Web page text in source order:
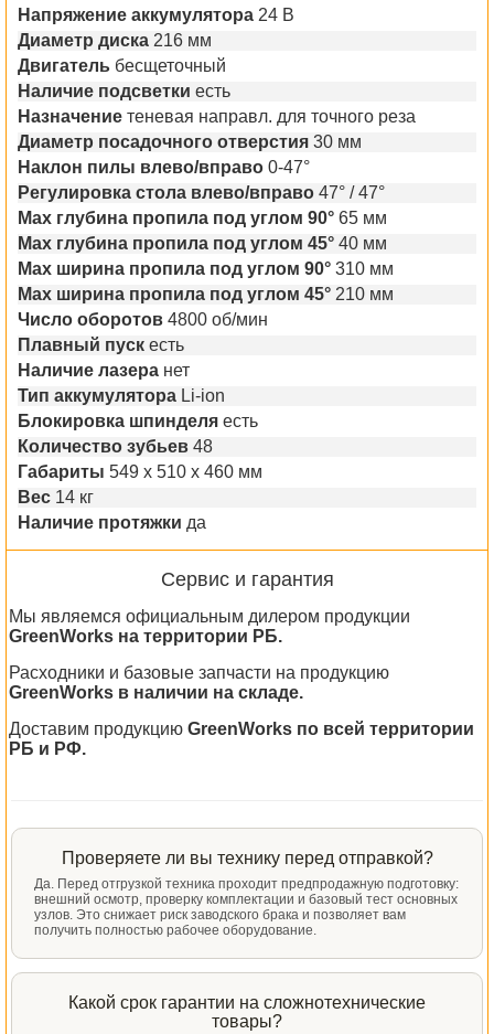
Напряжение аккумулятора 24 В
Диаметр диска 216 мм
Двигатель бесщеточный
Наличие подсветки есть
Назначение теневая направл. для точного реза
Диаметр посадочного отверстия 30 мм
Наклон пилы влево/вправо 0-47°
Регулировка стола влево/вправо 47° / 47°
Max глубина пропила под углом 90° 65 мм
Max глубина пропила под углом 45° 40 мм
Max ширина пропила под углом 90° 310 мм
Max ширина пропила под углом 45° 210 мм
Число оборотов 4800 об/мин
Плавный пуск есть
Наличие лазера нет
Тип аккумулятора Li-ion
Блокировка шпинделя есть
Количество зубьев 48
Габариты 549 х 510 х 460 мм
Вес 14 кг
Наличие протяжки да
Сервис и гарантия
Мы являемся официальным дилером продукции
GreenWorks на территории РБ.
Расходники и базовые запчасти на продукцию
GreenWorks в наличии на складе.
Доставим продукцию GreenWorks по всей территории
РБ и РФ.
Проверяете ли вы технику перед отправкой?
Да. Перед отгрузкой техника проходит предпродажную подготовку:
внешний осмотр, проверку комплектации и базовый тест основных
узлов. Это снижает риск заводского брака и позволяет вам
получить полностью рабочее оборудование.
Какой срок гарантии на сложнотехнические
товары?